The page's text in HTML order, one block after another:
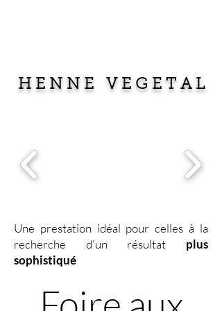
H E N N E V E G E T A L
Une prestation idéal pour celles à la
recherche d'un résultat plus
sophistiqué